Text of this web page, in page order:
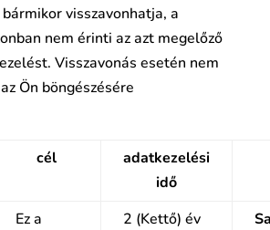
visszavonhatja, a
nem érinti az azt megelőző
Visszavonás esetén nem
Ön böngészésére
cél
adatkezelési
idő
Ez a
2 (Kettő) év